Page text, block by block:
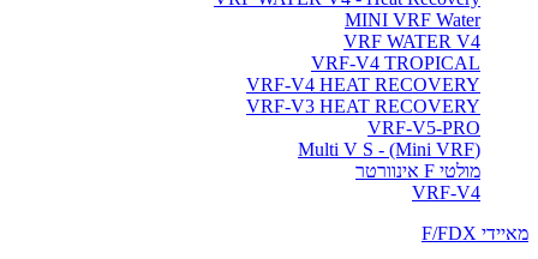
MINI VRF Water
VRF WATER V4
VRF-V4 TROPICAL
VRF-V4 HEAT RECOVERY
VRF-V3 HEAT RECOVERY
VRF-V5-PRO
(Multi V S - (Mini VRF
מולטי F אינוורטר
VRF-V4
מאיידי F/FDX